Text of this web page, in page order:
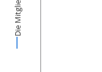
Die Mitglieder